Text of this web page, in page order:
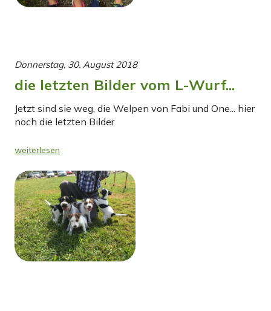
Donnerstag, 30. August 2018
die letzten Bilder vom L-Wurf...
Jetzt sind sie weg, die Welpen von Fabi und One... hier
noch die letzten Bilder
weiterlesen